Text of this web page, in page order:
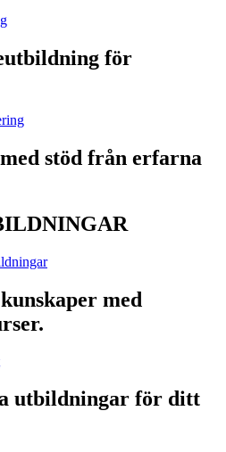
för
stöd från erfarna
med
utbildningar för ditt